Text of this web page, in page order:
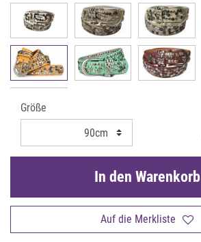
Größe
Auf die Merkliste
In den Warenkorb